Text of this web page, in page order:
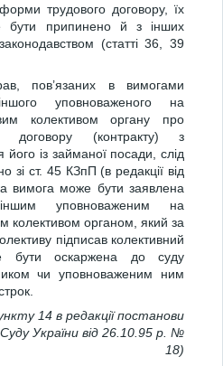
трудового договору, їх
бути припинено й з інших
(статті 36, 39
пов’язаних в вимогами
уповноваженого на
колективом органу про
договору (контракту) з
його із займаної посади, слід
зі ст. 45 КЗпП (в редакції від
вимога може бути заявлена
уповноваженим на
колективом органом, який за
підписав колективний
бути оскаржена до суду
чи уповноваженим ним
14 в редакції постанови
України від 26.10.95 р. №
18)